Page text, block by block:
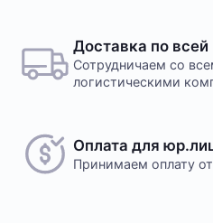
Доставка по всей
Сотрудничаем со
логистическими
Оплата для
Принимаем оплату